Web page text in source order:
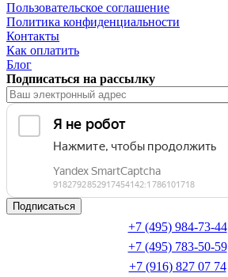
Пользовательское соглашение
Политика конфиденциальности
Контакты
Как оплатить
Блог
Подписаться на рассылку
+7 (495) 984-73-44
+7 (495) 783-50-59
+7 (916) 827 07 74